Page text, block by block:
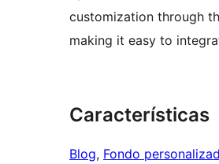
customization through
making it easy to
Características
Blog, Fondo